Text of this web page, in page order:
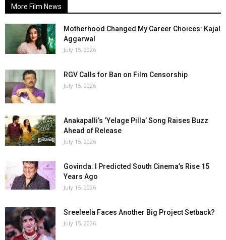
More Film News
Motherhood Changed My Career Choices: Kajal
Aggarwal
July 15, 2026
RGV Calls for Ban on Film Censorship
July 15, 2026
Anakapalli’s ‘Yelage Pilla’ Song Raises Buzz
Ahead of Release
July 15, 2026
Govinda: I Predicted South Cinema’s Rise 15
Years Ago
July 15, 2026
Sreeleela Faces Another Big Project Setback?
July 15, 2026